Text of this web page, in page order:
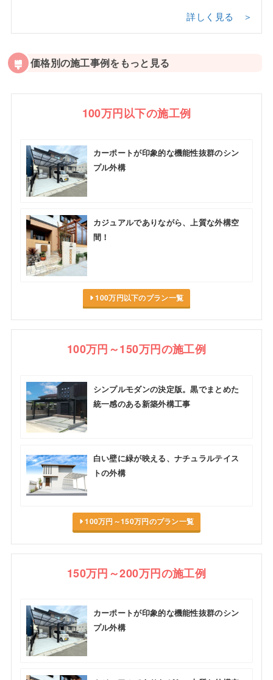
詳しく見る ＞
価格別の施工事例をもっと見る
100万円以下の施工例
カーポートが印象的な機能性抜群のシン
プル外構
カジュアルでありながら、上質な外構空
間！
100万円以下のプラン一覧
100万円～150万円の施工例
シンプルモダンの決定版。黒でまとめた
統一感のある新築外構工事
白い壁に緑が映える、ナチュラルテイス
トの外構
100万円～150万円のプラン一覧
150万円～200万円の施工例
カーポートが印象的な機能性抜群のシン
プル外構